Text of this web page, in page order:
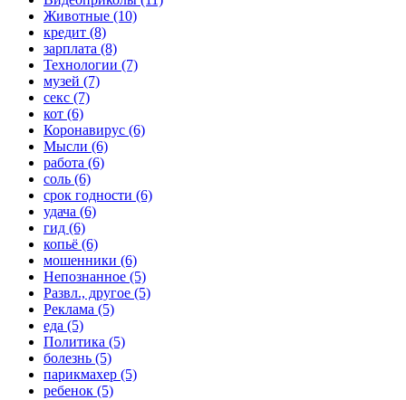
Животные (10)
кредит (8)
зарплата (8)
Технологии (7)
музей (7)
секс (7)
кот (6)
Коронавирус (6)
Мысли (6)
работа (6)
соль (6)
срок годности (6)
удача (6)
гид (6)
копьё (6)
мошенники (6)
Непознанное (5)
Развл., другое (5)
Реклама (5)
еда (5)
Политика (5)
болезнь (5)
парикмахер (5)
ребенок (5)